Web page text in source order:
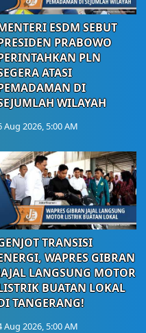
ESDM SEBUT
PRABOWO
PLN
ATASI
DI
WILAYAH
Aug 2026, 5:00 AM
TRANSISI
WAPRES GIBRAN
LANGSUNG MOTOR
BUATAN LOKAL
TANGERANG!
Aug 2026, 5:00 AM